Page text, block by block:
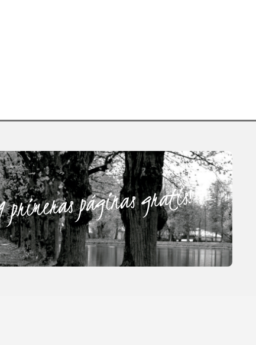
primeras páginas gratis!